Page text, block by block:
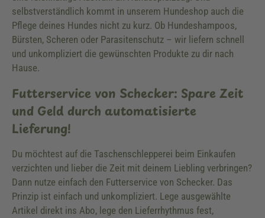
selbstverständlich kommt in unserem Hundeshop auch die
Pflege deines Hundes nicht zu kurz. Ob Hundeshampoos,
Bürsten, Scheren oder Parasitenschutz – wir liefern schnell
und unkompliziert die gewünschten Produkte zu dir nach
Hause.
Futterservice von Schecker: Spare Zeit
und Geld durch automatisierte
Lieferung!
Du möchtest auf die Taschenschlepperei beim Einkaufen
verzichten und lieber die Zeit mit deinem Liebling verbringen?
Dann nutze einfach den Futterservice von Schecker. Das
Prinzip ist einfach und unkompliziert. Lege ausgewählte
Artikel direkt ins Abo, lege den Lieferrhythmus fest,